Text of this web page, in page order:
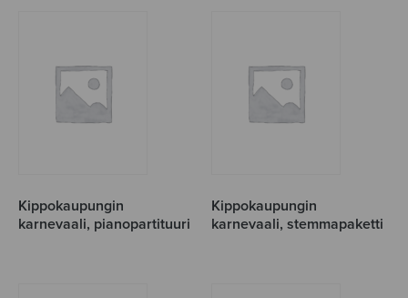
Kippokaupungin
karnevaali, pianopartituuri
Kippokaupungin
karnevaali, stemmapaketti